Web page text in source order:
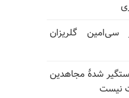
گلریزان
دستگیر شدهٔ مجاهدین
نیست